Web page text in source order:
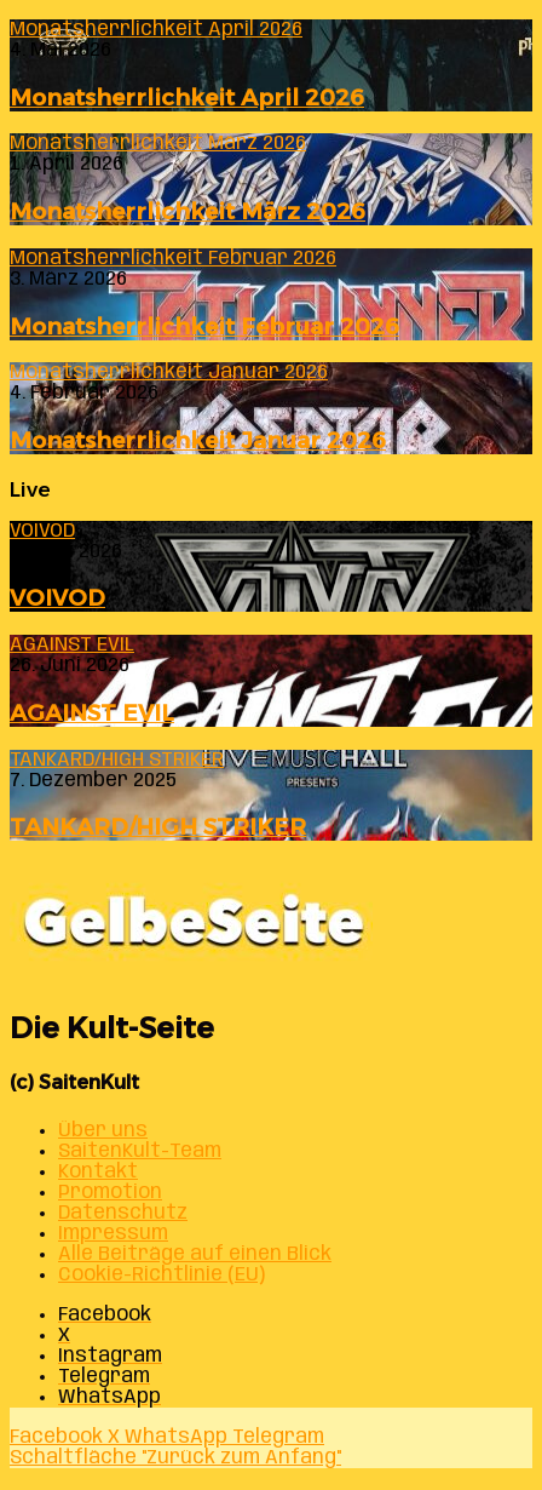
Monatsherrlichkeit April 2026
4. Mai 2026
Monatsherrlichkeit April 2026
Monatsherrlichkeit März 2026
1. April 2026
Monatsherrlichkeit März 2026
Monatsherrlichkeit Februar 2026
3. März 2026
Monatsherrlichkeit Februar 2026
Monatsherrlichkeit Januar 2026
4. Februar 2026
Monatsherrlichkeit Januar 2026
Live
VOIVOD
23. Juli 2026
VOIVOD
AGAINST EVIL
26. Juni 2026
AGAINST EVIL
TANKARD/HIGH STRIKER
7. Dezember 2025
TANKARD/HIGH STRIKER
Die Kult-Seite
(c) SaitenKult
Über uns
SaitenKult-Team
Kontakt
Promotion
Datenschutz
Impressum
Alle Beiträge auf einen Blick
Cookie-Richtlinie (EU)
Facebook
X
Instagram
Telegram
WhatsApp
Facebook X WhatsApp Telegram
Schaltfläche "Zurück zum Anfang"